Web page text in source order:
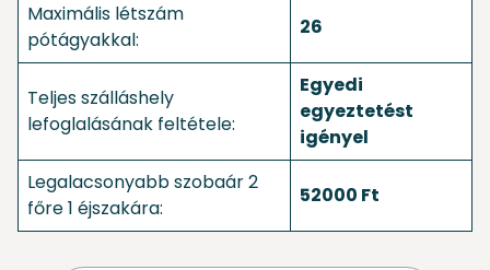
Maximális létszám
pótágyakkal:
26
Teljes szálláshely
lefoglalásának feltétele:
Egyedi
egyeztetést
igényel
Legalacsonyabb szobaár 2
főre 1 éjszakára:
52000 Ft